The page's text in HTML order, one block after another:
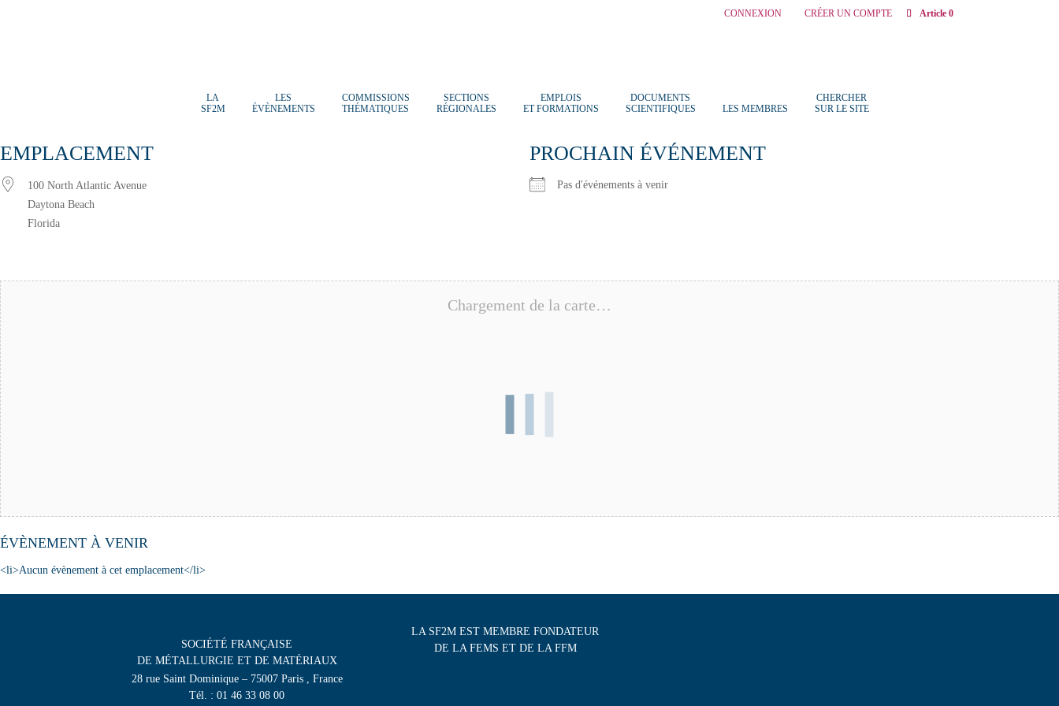
CONNEXION CRÉER UN COMPTE Article 0
LA
SF2M
LES
ÉVÈNEMENTS
COMMISSIONS
THÉMATIQUES
SECTIONS
RÉGIONALES
EMPLOIS
ET FORMATIONS
DOCUMENTS
SCIENTIFIQUES
LES MEMBRES
CHERCHER
SUR LE SITE
EMPLACEMENT
100 North Atlantic Avenue
Daytona Beach
Florida
PROCHAIN ÉVÉNEMENT
Pas d'événements à venir
Chargement de la carte…
ÉVÈNEMENT À VENIR
<li>Aucun évènement à cet emplacement</li>
SOCIÉTÉ FRANÇAISE
DE MÉTALLURGIE ET DE MATÉRIAUX
28 rue Saint Dominique – 75007 Paris , France
Tél. : 01 46 33 08 00
LA SF2M EST MEMBRE FONDATEUR
DE LA FEMS ET DE LA FFM